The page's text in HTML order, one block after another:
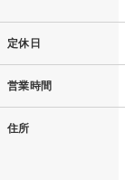
定休日
営業時間
住所